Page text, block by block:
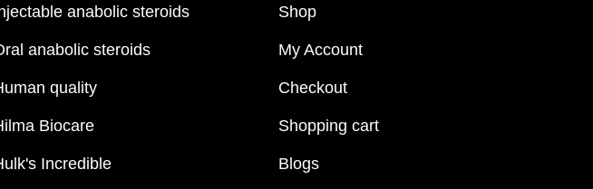
anabolic steroids
anabolic steroids
quality
Biocare
Incredible
Shop
My Account
Checkout
Shopping cart
Blogs